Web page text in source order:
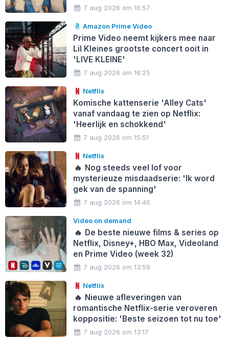
7 aug 2026 om 16:57
Amazon Prime Video
Prime Video neemt kijkers mee naar
Lil Kleines grootste concert ooit in
'LIVE KLEINE'
7 aug 2026 om 16:25
Netflix
Komische kattenserie 'Alley Cats'
vanaf vandaag te zien op Netflix:
'Heerlijk en schokkend'
7 aug 2026 om 15:51
Netflix
🔥 Nog steeds veel lof voor
mysterieuze misdaadserie: 'Ik word
gek van de spanning'
7 aug 2026 om 14:46
Video on demand
🔥 De beste nieuwe films & series op
Netflix, Disney+, HBO Max, Videoland
en Prime Video (week 32)
7 aug 2026 om 13:59
Netflix
🔥 Nieuwe afleveringen van
romantische Netflix-serie veroveren
koppositie: 'Beste seizoen tot nu toe'
7 aug 2026 om 13:17